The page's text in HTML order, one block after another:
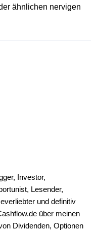
ähnlichen nervigen
Investor,
Lesender,
und definitiv
über meinen
Dividenden, Optionen